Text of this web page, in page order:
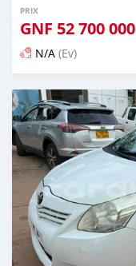
PRIX
GNF 52 700 000
N/A (Ev)
Publié il y a 12 jours